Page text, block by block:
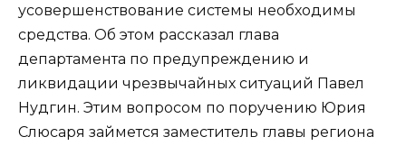
усовершенствование системы необходимы
средства. Об этом рассказал глава
департамента по предупреждению и
ликвидации чрезвычайных ситуаций Павел
Нудгин. Этим вопросом по поручению Юрия
Слюсаря займется заместитель главы региона